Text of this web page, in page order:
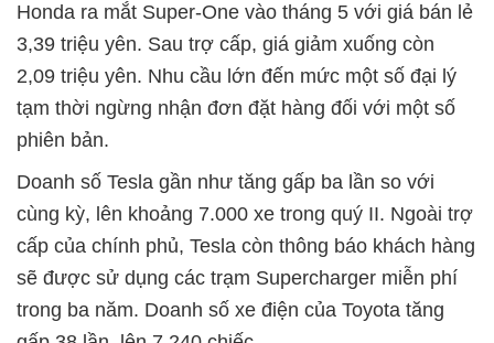
Honda ra mắt Super-One vào tháng 5 với giá bán lẻ
3,39 triệu yên. Sau trợ cấp, giá giảm xuống còn
2,09 triệu yên. Nhu cầu lớn đến mức một số đại lý
tạm thời ngừng nhận đơn đặt hàng đối với một số
phiên bản.
Doanh số Tesla gần như tăng gấp ba lần so với
cùng kỳ, lên khoảng 7.000 xe trong quý II. Ngoài trợ
cấp của chính phủ, Tesla còn thông báo khách hàng
sẽ được sử dụng các trạm Supercharger miễn phí
trong ba năm. Doanh số xe điện của Toyota tăng